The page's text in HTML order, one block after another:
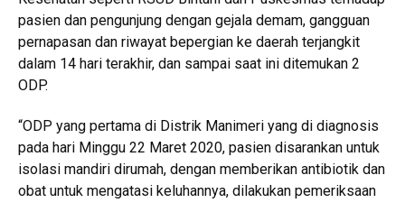
pasien dan pengunjung dengan gejala demam, gangguan
pernapasan dan riwayat bepergian ke daerah terjangkit
dalam 14 hari terakhir, dan sampai saat ini ditemukan 2
ODP.
“ODP yang pertama di Distrik Manimeri yang di diagnosis
pada hari Minggu 22 Maret 2020, pasien disarankan untuk
isolasi mandiri dirumah, dengan memberikan antibiotik dan
obat untuk mengatasi keluhannya, dilakukan pemeriksaan